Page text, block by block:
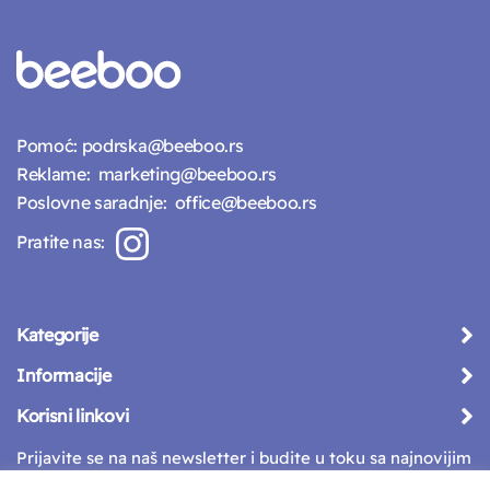
Pomoć: podrska@beeboo.rs
Reklame: marketing@beeboo.rs
Poslovne saradnje: office@beeboo.rs
Pratite nas:
Kategorije
Informacije
Korisni linkovi
Prijavite se na naš newsletter i budite u toku sa najnovijim